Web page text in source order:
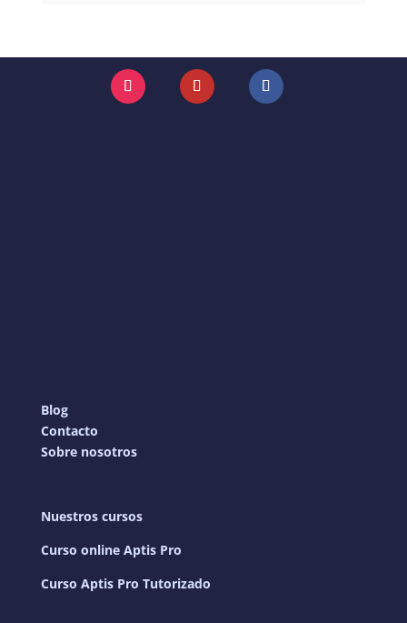
Instagram YouTube Facebook
Blog
Contacto
Sobre nosotros
Nuestros cursos
Curso online Aptis Pro
Curso Aptis Pro Tutorizado